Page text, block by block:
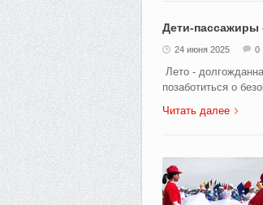
Дети-пассажиры
24 июня 2025 0
Лето -
позаботиться о
Читать далее